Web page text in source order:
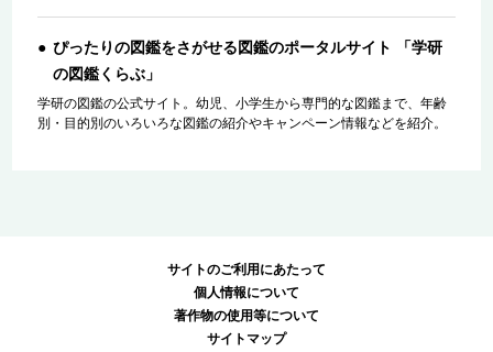
ぴったりの図鑑をさがせる図鑑のポータルサイト 「学研
の図鑑くらぶ」
学研の図鑑の公式サイト。幼児、小学生から専門的な図鑑まで、年齢
別・目的別のいろいろな図鑑の紹介やキャンペーン情報などを紹介。
サイトのご利用にあたって
個人情報について
著作物の使用等について
サイトマップ